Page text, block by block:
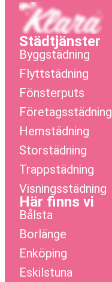
Städtjänster
Byggstädning
Flyttstädning
Fönsterputs
Företagsstädning
Hemstädning
Storstädning
Trappstädning
Visningsstädning
Här finns vi
Bålsta
Borlänge
Enköping
Eskilstuna